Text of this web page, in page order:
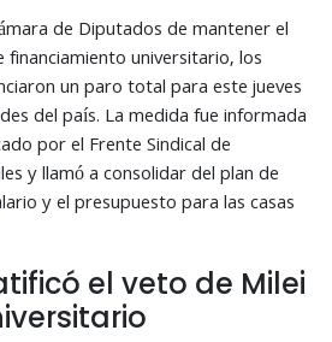
de Diputados de mantener el
financiamiento universitario, los
un paro total para este jueves
del país. La medida fue informada
por el Frente Sindical de
y llamó a consolidar del plan de
y el presupuesto para las casas
el veto de Milei